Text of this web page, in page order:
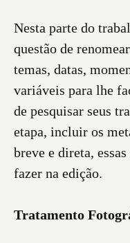
Nesta parte do
questão de
temas, datas,
variáveis para lhe
de pesquisar seus
etapa, incluir os
breve e direta,
fazer na edição.
Tratamento